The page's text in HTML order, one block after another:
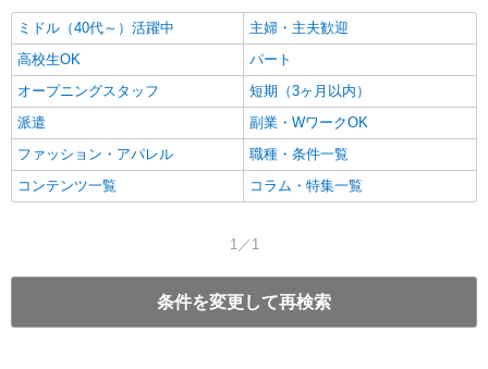
ミドル（40代～）活躍中
主婦・主夫歓迎
高校生OK
パート
オープニングスタッフ
短期（3ヶ月以内）
派遣
副業・WワークOK
ファッション・アパレル
職種・条件一覧
コンテンツ一覧
コラム・特集一覧
1／1
条件を変更して再検索